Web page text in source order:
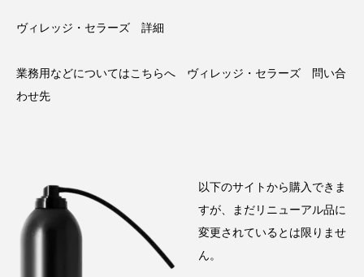
ヴィレッジ・セラーズ 詳細
業務用などについてはこちらへ ヴィレッジ・セラーズ 問い合
わせ先
以下のサイトから購入できま
すが、まだリニューアル品に
変更されているとは限りませ
ん。